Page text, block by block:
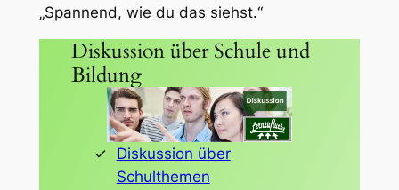
„Spannend, wie du das siehst.“
Diskussion über Schule und
Bildung
Diskussion über
Schulthemen